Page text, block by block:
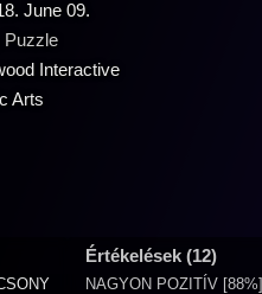
June 09.
Puzzle
Interactive
Arts
Értékelések (12)
NAGYON POZITÍV [88%]